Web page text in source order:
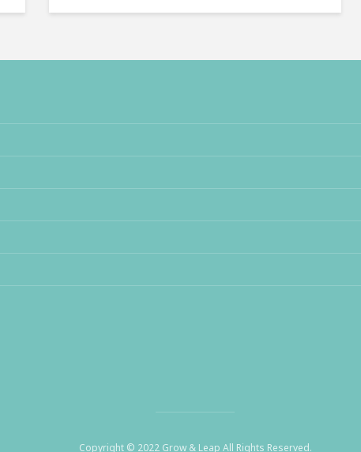
Copyright © 2022 Grow & Leap All Rights Reserved.